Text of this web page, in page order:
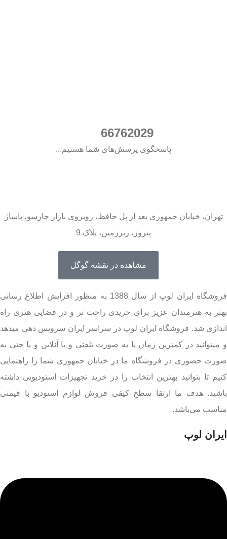
66762029
پاسخگوی پرسش‌های شما هستیم...
تهران، خیابان جمهوری بعد از پل حافظ، روبروی بازار چارسو، پاساژ
پیروز، زیرزمین، پلاک 9
مشاهده در نقشه گوگل
فروشگاه ایران لوپ از سال 1388 به منظور افزایش اطلاع رسانی
بهتر به هنرمندان عزیز برای خریدی راحت تر و در فضایی هنری راه
اندازی شد. فروشگاه ایران لوپ در سراسر ایران سرویس دهی میدهد
و میتوانید در کمترین زمان یا به صورت تلفنی و یا آنلاین و یا حتی به
صورت حضوری در فروشگاه ما در خیابان جمهوری شما را راهنمایی
کنیم تا بتوانید بهترین انتخاب را در خرید تجهیزات استودیویی داشته
باشید. هدف ما ارتقا سطح کیفی فروش لوازم استودیو با قیمتی
مناسب می‌باشد.
ایران لوپ